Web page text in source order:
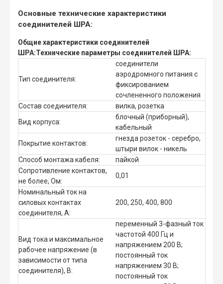
Основные технические характеристики
соединителей ШРА:
Общие характеристики соединителей
ШРА:Технические параметры соединителей ШРА:
Тип соединителя:
соединители
аэродромного питания с
фиксированием
сочлененного положения
Состав соединителя:
вилка, розетка
Вид корпуса:
блочный (приборный),
кабельный
Покрытие контактов:
гнезда розеток - серебро,
штыри вилок - никель
Способ монтажа кабеля:
пайкой
Сопротивление контактов,
не более, Ом:
0,01
Номинальный ток на
силовых контактах
соединителя, А:
200, 250, 400, 800
Вид тока и максимальное
рабочее напряжение (в
зависимости от типа
соединителя), В:
переменный 3-фазный ток
частотой 400 Гц и
напряжением 200 В;
постоянный ток
напряжением 30 В;
постоянный ток